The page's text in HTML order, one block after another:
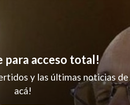
para acceso total!
y las últimas noticias
acá!